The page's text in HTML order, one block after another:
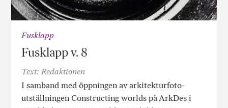
Fusklapp
Fusklapp v. 8
Text: Redaktionen
I samband med öppningen av arkitekturfoto-
utställningen Constructing worlds på ArkDes i